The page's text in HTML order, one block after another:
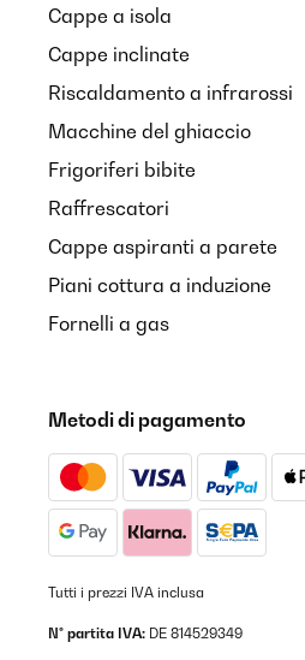
Cappe a isola
Cappe inclinate
Riscaldamento a infrarossi
Macchine del ghiaccio
Frigoriferi bibite
Raffrescatori
Cappe aspiranti a parete
Piani cottura a induzione
Fornelli a gas
Metodi di pagamento
Tutti i prezzi IVA inclusa
N° partita IVA: DE 814529349